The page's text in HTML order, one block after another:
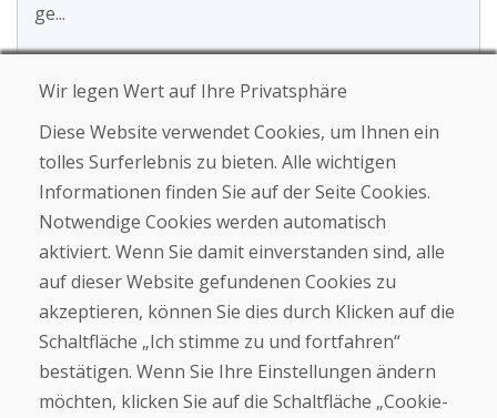
ge...
Mehr lesen ...
Weitere Rezensionen ansehen >
Eigene Rezension
verfassen
★★★★★
Wir legen Wert auf Ihre Privatsphäre
Diese Website verwendet Cookies, um Ihnen ein
tolles Surferlebnis zu bieten. Alle wichtigen
Informationen finden Sie auf der Seite Cookies.
Notwendige Cookies werden automatisch
aktiviert. Wenn Sie damit einverstanden sind, alle
auf dieser Website gefundenen Cookies zu
akzeptieren, können Sie dies durch Klicken auf die
Schaltfläche „Ich stimme zu und fortfahren“
bestätigen. Wenn Sie Ihre Einstellungen ändern
möchten, klicken Sie auf die Schaltfläche „Cookie-